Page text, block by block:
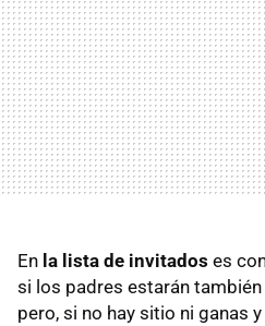
En la lista de invitados es
si los padres estarán
pero, si no hay sitio ni ganas